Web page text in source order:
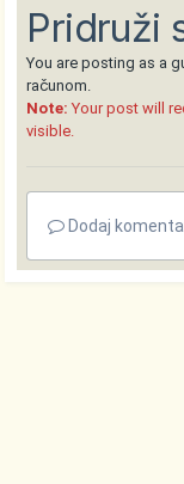
Pridruži
You are posting as a
računom.
Note: Your post will
visible.
Dodaj komentar